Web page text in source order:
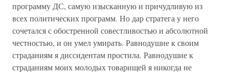
программу ДС, самую изысканную и причудливую из
всех политических программ. Но дар стратега у него
сочетался с обостренной совестливостью и абсолютной
честностью, и он умел умирать. Равнодушие к своим
страданиям я диссидентам простила. Равнодушие к
страданиям моих молодых товарищей я никогда не